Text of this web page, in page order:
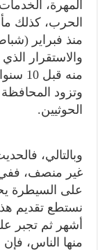
المهرة،
الحرب، كذلك
منذ فبراير
والاستقرار
منه
وتزود
الحوثيين.
وبالتالي،
غير منصف، ففي
على السيطرة
أشهر ثم تجبر
منها الناس،